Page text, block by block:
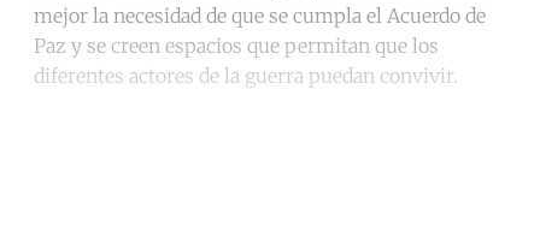
mejor la necesidad de que se cumpla el Acuerdo de
Paz y se creen espacios que permitan que los
diferentes actores de la guerra puedan convivir.